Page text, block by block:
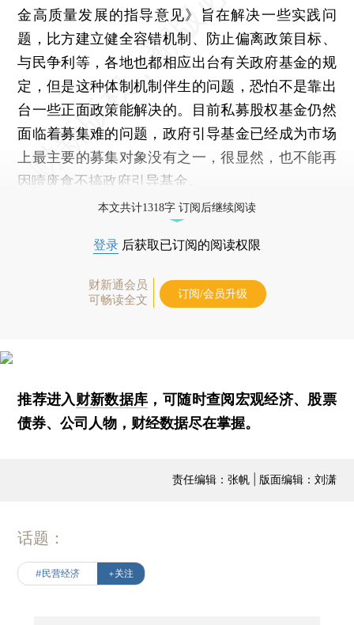
金高质量发展的指导意见》旨在解决一些实践问
题，比方建立健全容错机制、防止偏离政策目标、
与民争利等，各地也都相应出台有关政府基金的规
定，但是这种体制机制伴生的问题，恐怕不是靠出
台一些正面政策能解决的。目前私募股权基金仍然
面临着募集难的问题，政府引导基金已经成为市场
上最主要的募集对象没有之一，很显然，也不能再
因噎废食不搞政府引导基金。
本文共计1318字 订阅后继续阅读
登录 后获取已订阅的阅读权限
财新通会员
可畅读全文
订阅/会员升级
推荐进入财新数据库 ，可随时查阅宏观经济、股票
债券、公司人物，财经数据尽在掌握。
责任编辑：张帆 | 版面编辑：刘潇
话题：
#民营经济 +关注